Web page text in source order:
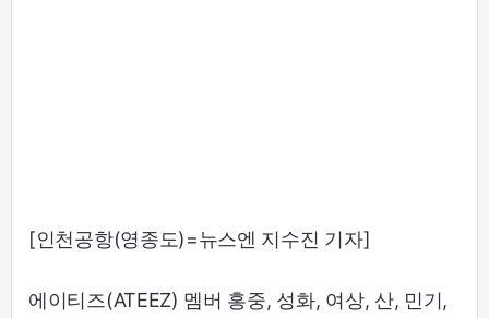
[인천공항(영종도)=뉴스엔 지수진 기자]
에이티즈(ATEEZ) 멤버 홍중, 성화, 여상, 산, 민기,